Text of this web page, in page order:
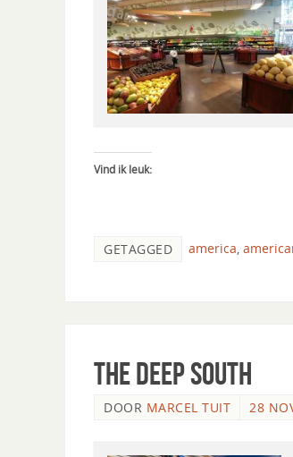
Vind ik leuk:
GETAGGED america,
The deep south
DOOR MARCEL TUIT 28